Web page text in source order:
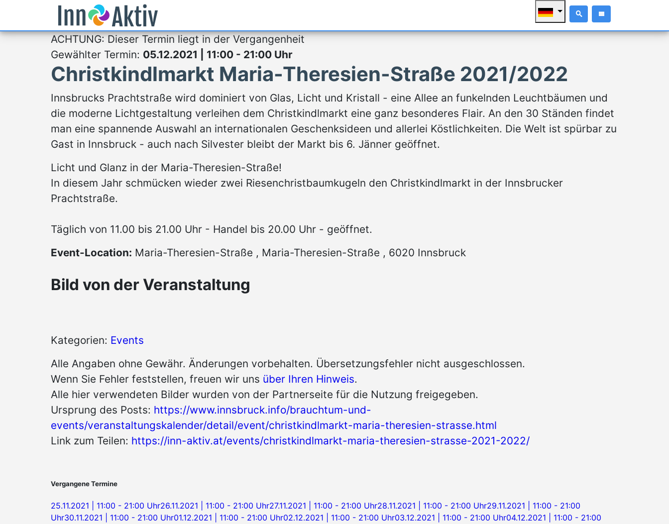
ACHTUNG: Dieser Termin liegt in der Vergangenheit
Gewählter Termin: 05.12.2021 | 11:00 - 21:00 Uhr
Christkindlmarkt Maria-Theresien-Straße 2021/2022
Innsbrucks Prachtstraße wird dominiert von Glas, Licht und Kristall - eine Allee an funkelnden Leuchtbäumen und
die moderne Lichtgestaltung verleihen dem Christkindlmarkt eine ganz besonderes Flair. An den 30 Ständen findet
man eine spannende Auswahl an internationalen Geschenksideen und allerlei Köstlichkeiten. Die Welt ist spürbar zu
Gast in Innsbruck - auch nach Silvester bleibt der Markt bis 6. Jänner geöffnet.
Licht und Glanz in der Maria-Theresien-Straße!
In diesem Jahr schmücken wieder zwei Riesenchristbaumkugeln den Christkindlmarkt in der Innsbrucker
Prachtstraße.
Täglich von 11.00 bis 21.00 Uhr - Handel bis 20.00 Uhr - geöffnet.
Event-Location: Maria-Theresien-Straße , Maria-Theresien-Straße , 6020 Innsbruck
Bild von der Veranstaltung
Kategorien: Events
Alle Angaben ohne Gewähr. Änderungen vorbehalten. Übersetzungsfehler nicht ausgeschlossen.
Wenn Sie Fehler feststellen, freuen wir uns über Ihren Hinweis.
Alle hier verwendeten Bilder wurden von der Partnerseite für die Nutzung freigegeben.
Ursprung des Posts: https://www.innsbruck.info/brauchtum-und-
events/veranstaltungskalender/detail/event/christkindlmarkt-maria-theresien-strasse.html
Link zum Teilen: https://inn-aktiv.at/events/christkindlmarkt-maria-theresien-strasse-2021-2022/
Vergangene Termine
25.11.2021 | 11:00 - 21:00 Uhr26.11.2021 | 11:00 - 21:00 Uhr27.11.2021 | 11:00 - 21:00 Uhr28.11.2021 | 11:00 - 21:00 Uhr29.11.2021 | 11:00 - 21:00
Uhr30.11.2021 | 11:00 - 21:00 Uhr01.12.2021 | 11:00 - 21:00 Uhr02.12.2021 | 11:00 - 21:00 Uhr03.12.2021 | 11:00 - 21:00 Uhr04.12.2021 | 11:00 - 21:00